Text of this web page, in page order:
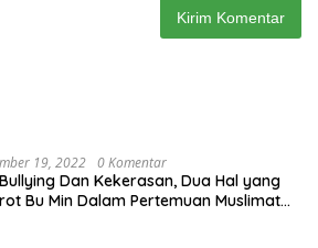
19, 2022 0 Komentar
Dan Kekerasan, Dua Hal yang
Bu Min Dalam Pertemuan Muslimat